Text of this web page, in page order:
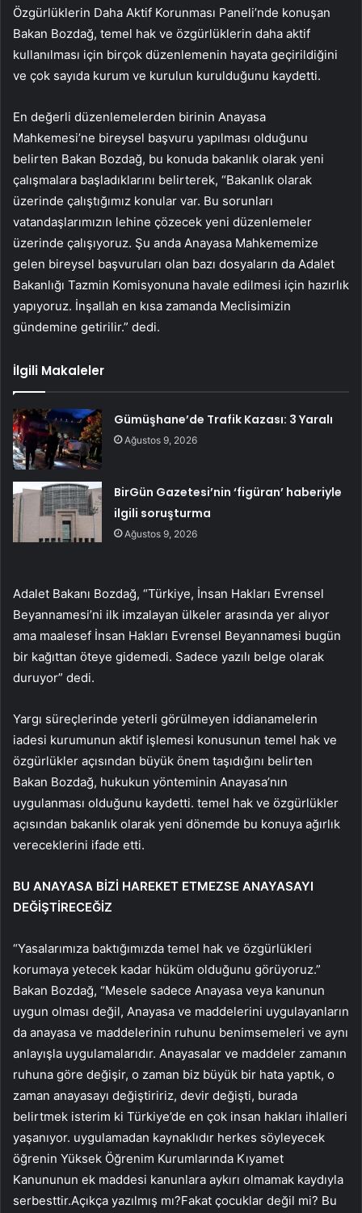
Özgürlüklerin Daha Aktif Korunması Paneli’nde konuşan
Bakan Bozdağ, temel hak ve özgürlüklerin daha aktif
kullanılması için birçok düzenlemenin hayata geçirildiğini
ve çok sayıda kurum ve kurulun kurulduğunu kaydetti.
En değerli düzenlemelerden birinin Anayasa
Mahkemesi’ne bireysel başvuru yapılması olduğunu
belirten Bakan Bozdağ, bu konuda bakanlık olarak yeni
çalışmalara başladıklarını belirterek, “Bakanlık olarak
üzerinde çalıştığımız konular var. Bu sorunları
vatandaşlarımızın lehine çözecek yeni düzenlemeler
üzerinde çalışıyoruz. Şu anda Anayasa Mahkememize
gelen bireysel başvuruları olan bazı dosyaların da Adalet
Bakanlığı Tazmin Komisyonuna havale edilmesi için hazırlık
yapıyoruz. İnşallah en kısa zamanda Meclisimizin
gündemine getirilir.” dedi.
İlgili Makaleler
Gümüşhane’de Trafik Kazası: 3 Yaralı
Ağustos 9, 2026
BirGün Gazetesi’nin ‘figüran’ haberiyle
ilgili soruşturma
Ağustos 9, 2026
Adalet Bakanı Bozdağ, “Türkiye, İnsan Hakları Evrensel
Beyannamesi’ni ilk imzalayan ülkeler arasında yer alıyor
ama maalesef İnsan Hakları Evrensel Beyannamesi bugün
bir kağıttan öteye gidemedi. Sadece yazılı belge olarak
duruyor” dedi.
Yargı süreçlerinde yeterli görülmeyen iddianamelerin
iadesi kurumunun aktif işlemesi konusunun temel hak ve
özgürlükler açısından büyük önem taşıdığını belirten
Bakan Bozdağ, hukukun yönteminin Anayasa’nın
uygulanması olduğunu kaydetti. temel hak ve özgürlükler
açısından bakanlık olarak yeni dönemde bu konuya ağırlık
vereceklerini ifade etti.
BU ANAYASA BİZİ HAREKET ETMEZSE ANAYASAYI
DEĞİŞTİRECEĞİZ
“Yasalarımıza baktığımızda temel hak ve özgürlükleri
korumaya yetecek kadar hüküm olduğunu görüyoruz.”
Bakan Bozdağ, “Mesele sadece Anayasa veya kanunun
uygun olması değil, Anayasa ve maddelerini uygulayanların
da anayasa ve maddelerinin ruhunu benimsemeleri ve aynı
anlayışla uygulamalarıdır. Anayasalar ve maddeler zamanın
ruhuna göre değişir, o zaman biz büyük bir hata yaptık, o
zaman anayasayı değiştiririz, devir değişti, burada
belirtmek isterim ki Türkiye’de en çok insan hakları ihlalleri
yaşanıyor. uygulamadan kaynaklıdır herkes söyleyecek
öğrenin Yüksek Öğrenim Kurumlarında Kıyamet
Kanununun ek maddesi kanunlara aykırı olmamak kaydıyla
serbesttir.Açıkça yazılmış mı?Fakat çocuklar değil mi? Bu